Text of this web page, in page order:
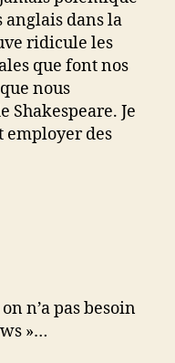
anglais dans la
ridicule les
que font nos
nous
Shakespeare. Je
employer des
n’a pas besoin
»…